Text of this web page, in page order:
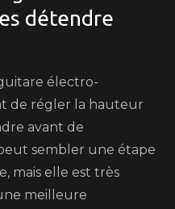
détendre
électro-
de régler la hauteur
avant de
sembler une étape
mais elle est très
meilleure